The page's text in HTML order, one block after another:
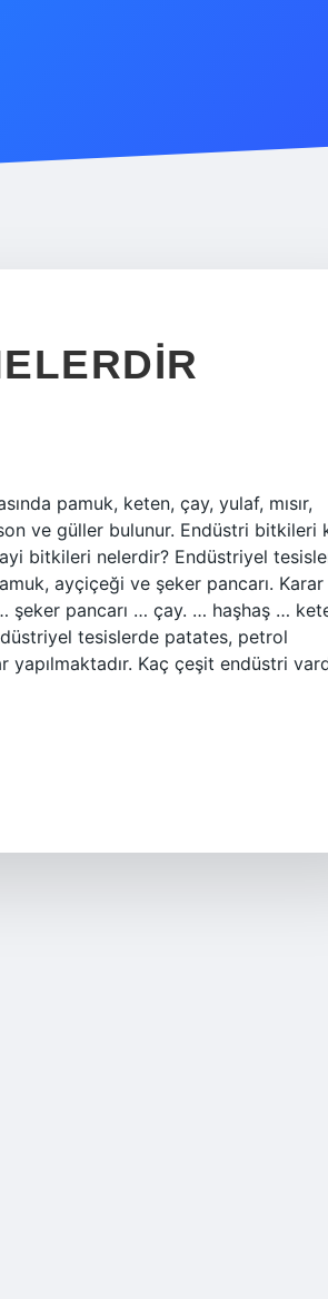
pamuk, keten, çay, yulaf, mısır,
ve güller bulunur. Endüstri bitkileri
bitkileri nelerdir? Endüstriyel
ayçiçeği ve şeker pancarı. Karar
şeker pancarı … çay. … haşhaş …
tesislerde patates, petrol
Kaç çeşit endüstri